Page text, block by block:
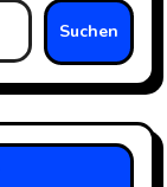
Suchen